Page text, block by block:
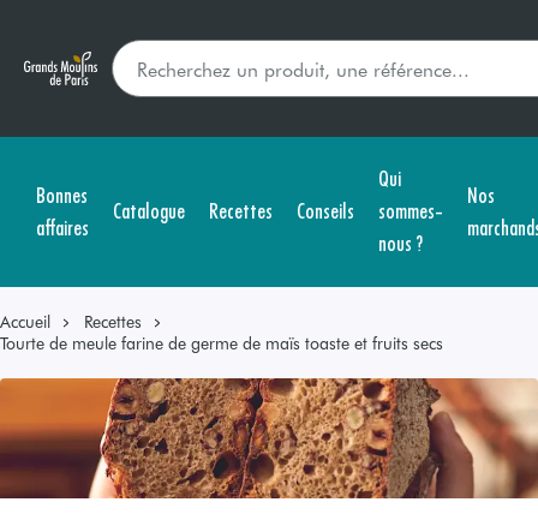
Bonnes
affaires
Catalogue Recettes Conseils
Qui
sommes-
nous ?
Nos
Accueil
Recettes
Tourte de meule farine de germe de maïs toaste et fruits secs